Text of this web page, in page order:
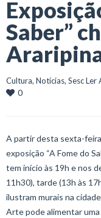
Saber”
Cultura, Notícias, Sesc Ler
0
A partir desta sexta-feira
exposição “A Fome do
tem início às 19h e nos
11h30), tarde (13h às
ilustram murais na
Arte pode alimentar